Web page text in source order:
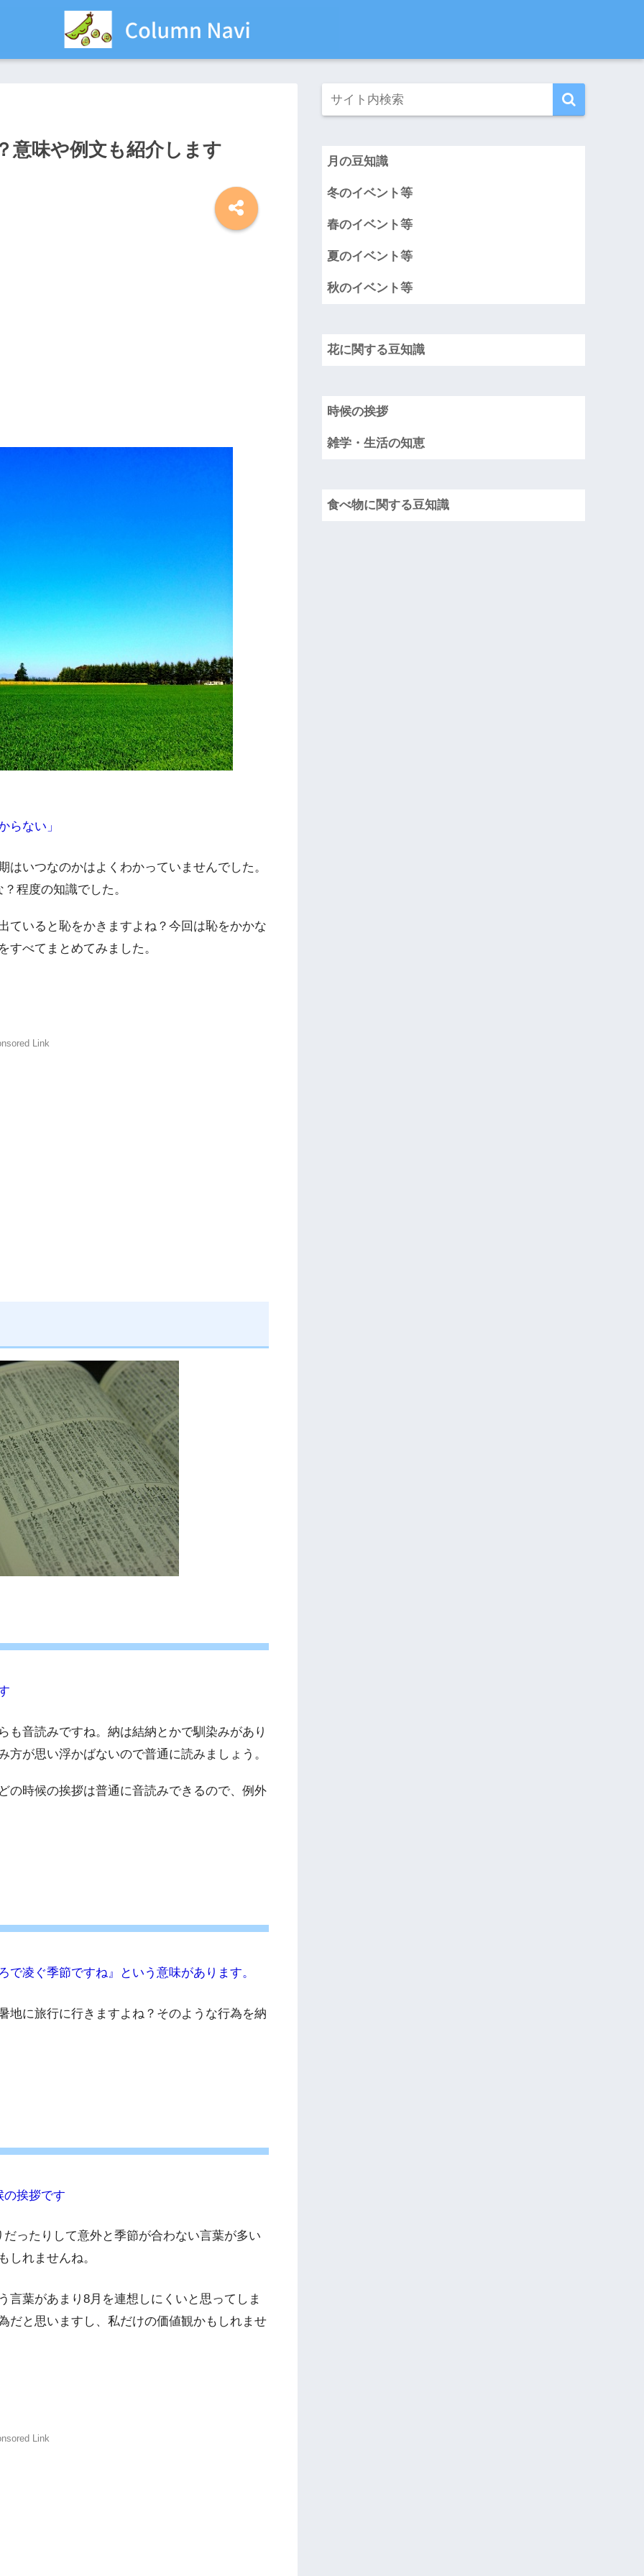
意味や例文も紹介します
らない」
いつなのかはよくわかっていませんでした。
程度の知識でした。
ていると恥をかきますよね？今回は恥をかかな
すべてまとめてみました。
Link
も音読みですね。納は結納とかで馴染みがあり
が思い浮かばないので普通に読みましょう。
の時候の挨拶は普通に音読みできるので、例外
凌ぐ季節ですね』という意味があります。
地に旅行に行きますよね？そのような行為を納
の挨拶です
ったりして意外と季節が合わない言葉が多い
しれませんね。
言葉があまり8月を連想しにくいと思ってしま
だと思いますし、私だけの価値観かもしれませ
Link
月の豆知識
冬のイベント等
春のイベント等
夏のイベント等
秋のイベント等
花に関する豆知識
時候の挨拶
雑学・生活の知恵
食べ物に関する豆知識